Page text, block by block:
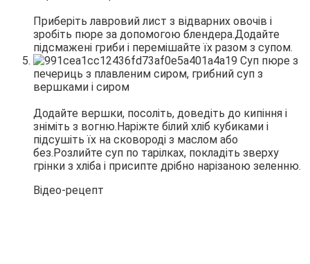
Приберіть лавровий лист з відварних овочів і
зробіть пюре за допомогою блендера.Додайте
підсмажені гриби і перемішайте їх разом з супом.
Додайте вершки, посоліть, доведіть до кипіння і
зніміть з вогню.Наріжте білий хліб кубиками і
підсушіть їх на сковороді з маслом або
без.Розлийте суп по тарілках, покладіть зверху
грінки з хліба і присипте дрібно нарізаною зеленню.
Відео-рецепт